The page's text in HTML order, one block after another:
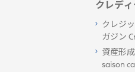
クレデ
クレジ
ガジン
資産形
saison